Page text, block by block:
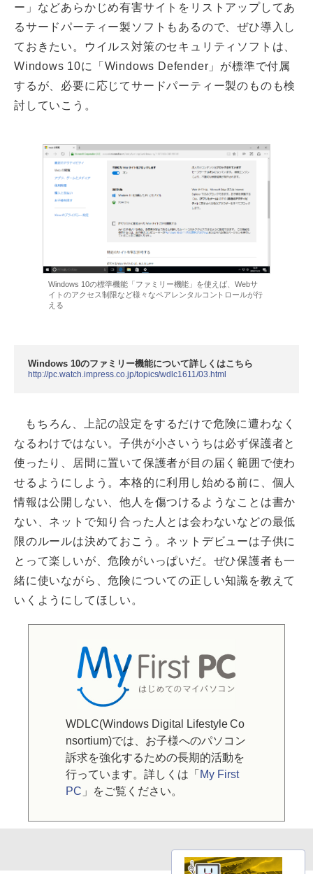
ー」などあらかじめ有害サイトをリストアップしてあ
るサードパーティー製ソフトもあるので、ぜひ導入し
ておきたい。ウイルス対策のセキュリティソフトは、
Windows 10に「Windows Defender」が標準で付属
するが、必要に応じてサードパーティー製のものも検
討していこう。
Windows 10の標準機能「ファミリー機能」を使えば、Webサ
イトのアクセス制限など様々なペアレンタルコントロールが行
える
Windows 10のファミリー機能について詳しくはこちら
http://pc.watch.impress.co.jp/topics/wdlc1611/03.html
もちろん、上記の設定をするだけで危険に遭わなく
なるわけではない。子供が小さいうちは必ず保護者と
使ったり、居間に置いて保護者が目の届く範囲で使わ
せるようにしよう。本格的に利用し始める前に、個人
情報は公開しない、他人を傷つけるようなことは書か
ない、ネットで知り合った人とは会わないなどの最低
限のルールは決めておこう。ネットデビューは子供に
とって楽しいが、危険がいっぱいだ。ぜひ保護者も一
緒に使いながら、危険についての正しい知識を教えて
いくようにしてほしい。
WDLC(Windows Digital Lifestyle Co
nsortium)では、お子様へのパソコン
訴求を強化するための長期的活動を
行っています。詳しくは「 My First
PC 」をご覧ください。